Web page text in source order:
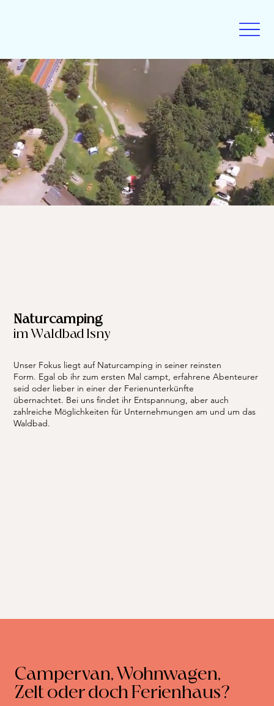
Campervan, Wohnwagen,
Zelt oder doch Ferienhaus?
Naturcamping
im Waldbad Isny
Unser Fokus liegt auf Naturcamping in seiner reinsten
Form. Egal ob ihr zum ersten Mal campt, erfahrene Abenteurer
seid oder lieber in einer der Ferienunterkünfte
übernachtet. Bei uns findet ihr Entspannung, aber auch
zahlreiche Möglichkeiten für Unternehmungen am und um das
Waldbad.